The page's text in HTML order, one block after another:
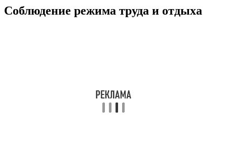
Соблюдение режима труда и отдыха